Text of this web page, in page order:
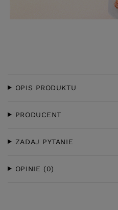
OPIS PRODUKTU
PRODUCENT
ZADAJ PYTANIE
OPINIE (0)